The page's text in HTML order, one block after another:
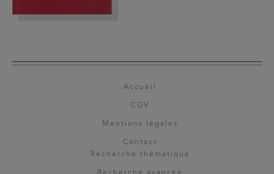
Accueil
CGV
Mentions légales
Contact
Recherche thématique
Recherche avancée